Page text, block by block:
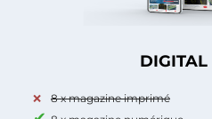
DIGITAL
8 x magazine imprimé